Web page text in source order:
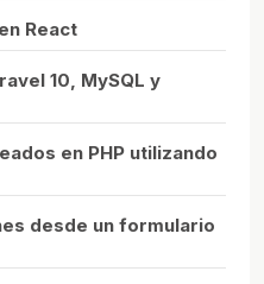
React
10, MySQL y
en PHP utilizando
desde un formulario